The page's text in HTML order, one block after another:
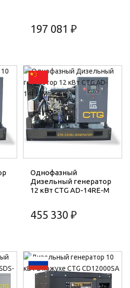
197 081 ₽
Однофазный
Дизельный генератор
12 кВт CTG AD-14RE-M
455 330 ₽